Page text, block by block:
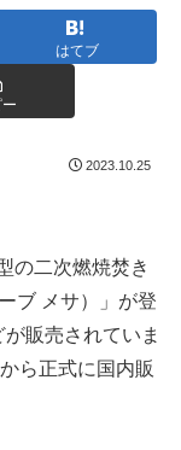
はてブ
2023.10.25
の二次燃焼焚き
ブ メサ）」が登
販売されていま
ら正式に国内販